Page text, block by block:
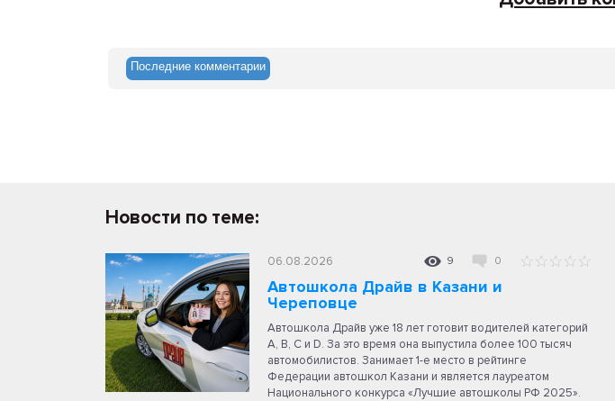
Последние комментарии
Новости по теме:
06.08.2026 9 0
Автошкола Драйв в Казани и
Череповце
Автошкола Драйв уже 18 лет готовит водителей категорий
A, B, C и D. За это время она выпустила более 100 тысяч
автомобилистов. Занимает 1-е место в рейтинге
Федерации автошкол Казани и является лауреатом
Национального конкурса «Лучшие автошколы РФ 2025».